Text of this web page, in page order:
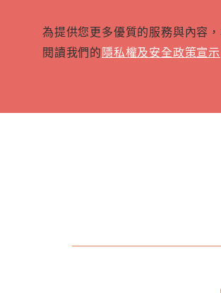
為提供您更多優質的服務與內容
閱讀我們的隱私權及安全政策宣示